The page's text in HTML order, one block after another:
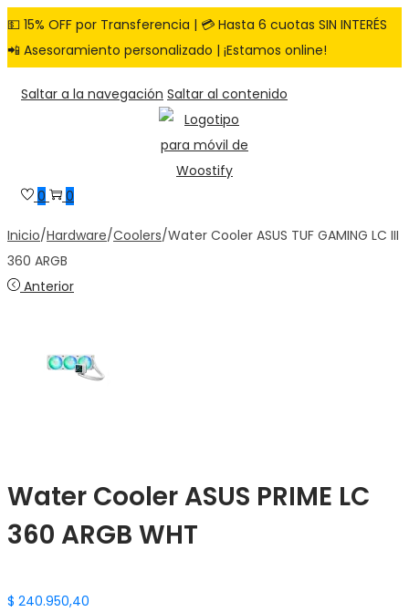
💵 15% OFF por Transferencia | 💳 Hasta 6 cuotas SIN INTERÉS
📲 Asesoramiento personalizado | ¡Estamos online!
Saltar a la navegación Saltar al contenido
0 0
Inicio/Hardware/Coolers/Water Cooler ASUS TUF GAMING LC III
360 ARGB
Anterior
Water Cooler ASUS PRIME LC
360 ARGB WHT
$ 240.950,40